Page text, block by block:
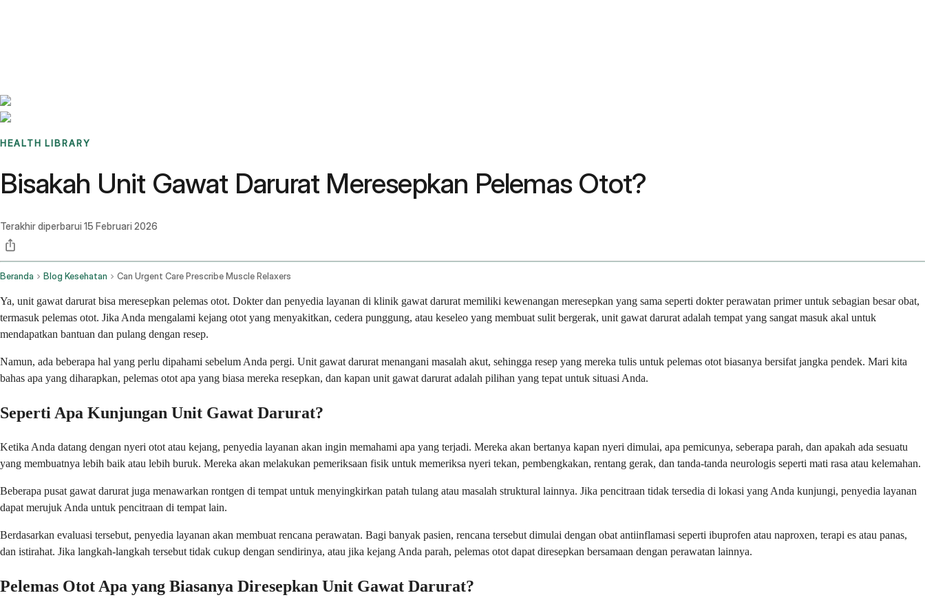
HEALTH LIBRARY
Bisakah Unit Gawat Darurat Meresepkan Pelemas Otot?
Terakhir diperbarui 15 Februari 2026
Beranda Blog Kesehatan Can Urgent Care Prescribe Muscle Relaxers
Ya, unit gawat darurat bisa meresepkan pelemas otot. Dokter dan penyedia layanan di klinik gawat darurat memiliki kewenangan meresepkan yang sama seperti dokter perawatan primer untuk sebagian besar obat,
termasuk pelemas otot. Jika Anda mengalami kejang otot yang menyakitkan, cedera punggung, atau keseleo yang membuat sulit bergerak, unit gawat darurat adalah tempat yang sangat masuk akal untuk
mendapatkan bantuan dan pulang dengan resep.
Namun, ada beberapa hal yang perlu dipahami sebelum Anda pergi. Unit gawat darurat menangani masalah akut, sehingga resep yang mereka tulis untuk pelemas otot biasanya bersifat jangka pendek. Mari kita
bahas apa yang diharapkan, pelemas otot apa yang biasa mereka resepkan, dan kapan unit gawat darurat adalah pilihan yang tepat untuk situasi Anda.
Seperti Apa Kunjungan Unit Gawat Darurat?
Ketika Anda datang dengan nyeri otot atau kejang, penyedia layanan akan ingin memahami apa yang terjadi. Mereka akan bertanya kapan nyeri dimulai, apa pemicunya, seberapa parah, dan apakah ada sesuatu
yang membuatnya lebih baik atau lebih buruk. Mereka akan melakukan pemeriksaan fisik untuk memeriksa nyeri tekan, pembengkakan, rentang gerak, dan tanda-tanda neurologis seperti mati rasa atau kelemahan.
Beberapa pusat gawat darurat juga menawarkan rontgen di tempat untuk menyingkirkan patah tulang atau masalah struktural lainnya. Jika pencitraan tidak tersedia di lokasi yang Anda kunjungi, penyedia layanan
dapat merujuk Anda untuk pencitraan di tempat lain.
Berdasarkan evaluasi tersebut, penyedia layanan akan membuat rencana perawatan. Bagi banyak pasien, rencana tersebut dimulai dengan obat antiinflamasi seperti ibuprofen atau naproxen, terapi es atau panas,
dan istirahat. Jika langkah-langkah tersebut tidak cukup dengan sendirinya, atau jika kejang Anda parah, pelemas otot dapat diresepkan bersamaan dengan perawatan lainnya.
Pelemas Otot Apa yang Biasanya Diresepkan Unit Gawat Darurat?